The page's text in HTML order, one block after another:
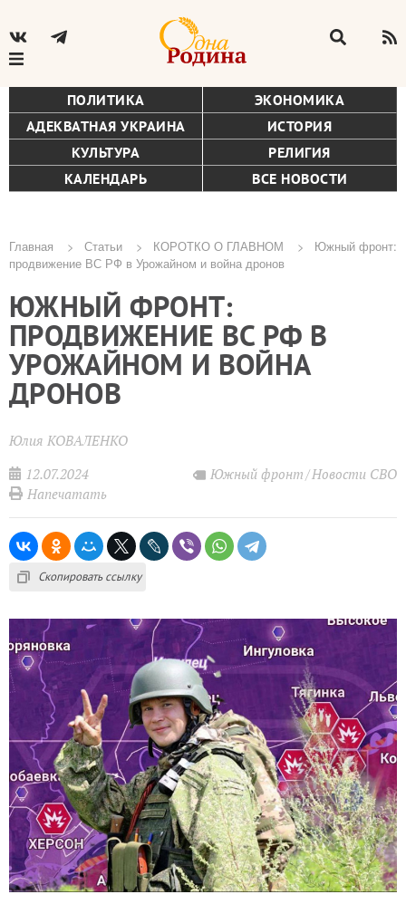
ПОЛИТИКА
ЭКОНОМИКА
АДЕКВАТНАЯ УКРАИНА
ИСТОРИЯ
КУЛЬТУРА
РЕЛИГИЯ
КАЛЕНДАРЬ
ВСЕ НОВОСТИ
Строка
навигации
Главная Статьи КОРОТКО О ГЛАВНОМ
Южный фронт:
продвижение ВС РФ в Урожайном и война дронов
ЮЖНЫЙ ФРОНТ:
ПРОДВИЖЕНИЕ ВС РФ В
УРОЖАЙНОМ И ВОЙНА
ДРОНОВ
Юлия КОВАЛЕНКО
12.07.2024
Южный фронт Новости СВО
Напечатать
Скопировать ссылку